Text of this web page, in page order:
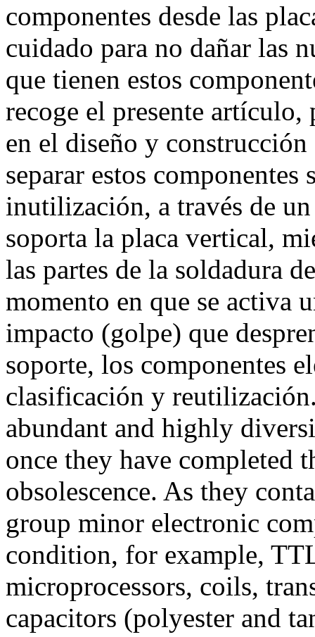
componentes desde las
cuidado para no dañar las
que tienen estos
recoge el presente
en el diseño y
separar estos
inutilización, a través de
soporta la placa vertical,
las partes de la soldadura
momento en que se activa
impacto (golpe) que
soporte, los componentes
clasificación y
abundant and highly
once they have completed
obsolescence. As they
group minor electronic
condition, for example,
microprocessors, coils,
capacitors (polyester and